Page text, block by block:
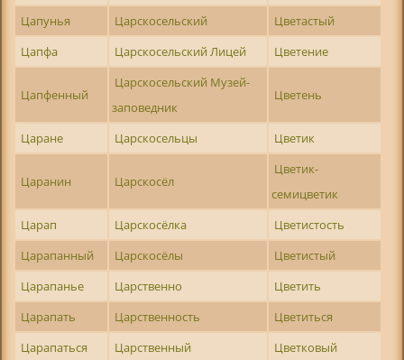
Цапунья
Царскосельский
Цветастый
Цапфа
Царскосельский Лицей Цветение
Цапфенный
Царскосельский Музей-
заповедник
Цветень
Царане Царскосельцы Цветик
Царанин Царскосёл
Цветик-
семицветик
Царап
Царскосёлка
Цветистость
Царапанный
Царскосёлы
Цветистый
Царапанье
Царственно
Цветить
Царапать
Царственность
Цветиться
Царапаться
Царственный
Цветковый